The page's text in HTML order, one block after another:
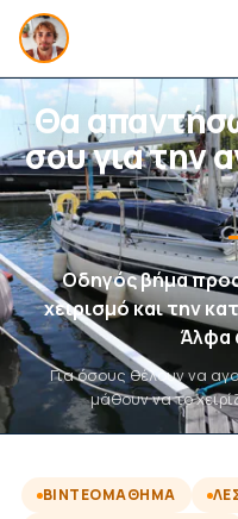
Θα
σου για την
Οδηγός βήμα
χειρισμό και την
Άλφα
Για όσους θέλουν να
μάθουν να το
ΒΙΝΤΕΟΜΆΘΗΜΑ